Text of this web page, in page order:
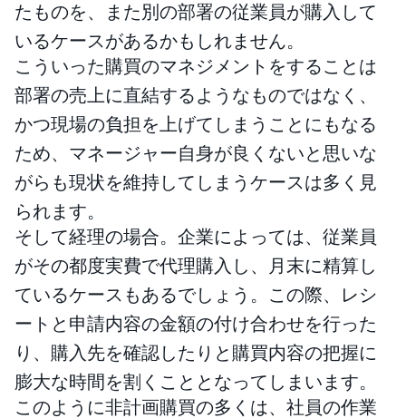
たものを、また別の部署の従業員が購入して
いるケースがあるかもしれません。
こういった購買のマネジメントをすることは
部署の売上に直結するようなものではなく、
かつ現場の負担を上げてしまうことにもなる
ため、マネージャー自身が良くないと思いな
がらも現状を維持してしまうケースは多く見
られます。
そして経理の場合。企業によっては、従業員
がその都度実費で代理購入し、月末に精算し
ているケースもあるでしょう。この際、レシ
ートと申請内容の金額の付け合わせを行った
り、購入先を確認したりと購買内容の把握に
膨大な時間を割くこととなってしまいます。
このように非計画購買の多くは、社員の作業